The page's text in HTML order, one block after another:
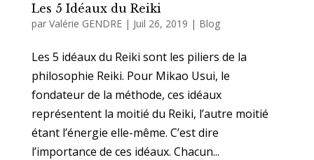
Les 5 Idéaux du Reiki
par Valérie GENDRE| Juil 26, 2019 | Blog
Les 5 idéaux du Reiki sont les piliers de la
philosophie Reiki. Pour Mikao Usui, le
fondateur de la méthode, ces idéaux
représentent la moitié du Reiki, l’autre moitié
étant l’énergie elle-même. C’est dire
l’importance de ces idéaux. Chacun...